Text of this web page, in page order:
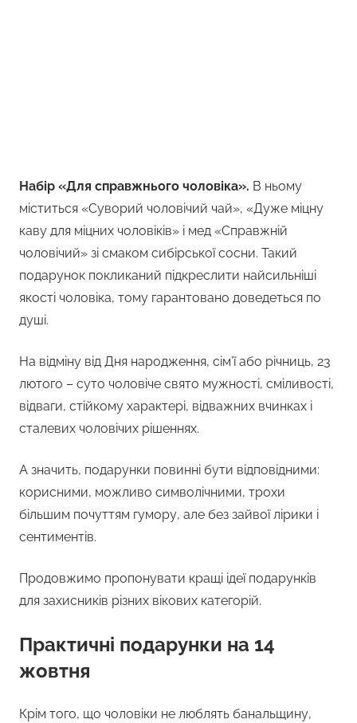
Набір «Для справжнього чоловіка». В ньому
міститься «Суворий чоловічий чай», «Дуже міцну
каву для міцних чоловіків» і мед «Справжній
чоловічий» зі смаком сибірської сосни. Такий
подарунок покликаний підкреслити найсильніші
якості чоловіка, тому гарантовано доведеться по
душі.
На відміну від Дня народження, сім’ї або річниць, 23
лютого – суто чоловіче свято мужності, сміливості,
відваги, стійкому характері, відважних вчинках і
сталевих чоловічих рішеннях.
А значить, подарунки повинні бути відповідними:
корисними, можливо символічними, трохи
більшим почуттям гумору, але без зайвої лірики і
сентиментів.
Продовжимо пропонувати кращі ідеї подарунків
для захисників різних вікових категорій.
Практичні подарунки на 14
жовтня
Крім того, що чоловіки не люблять банальщину,